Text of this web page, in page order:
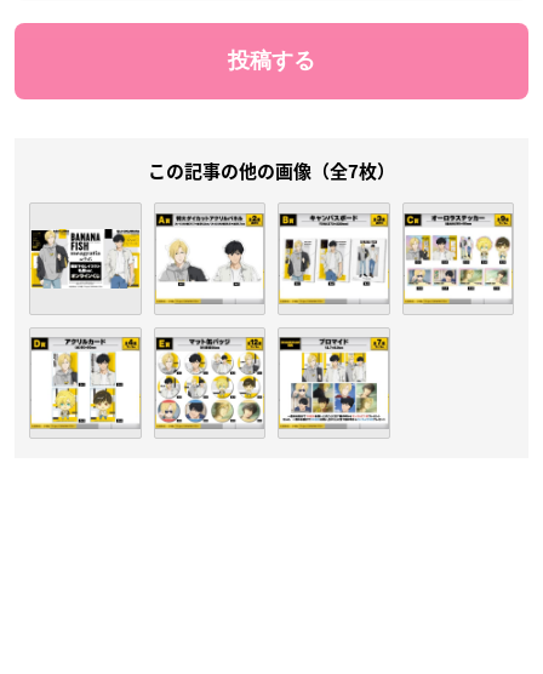
この記事の他の画像（全7枚）